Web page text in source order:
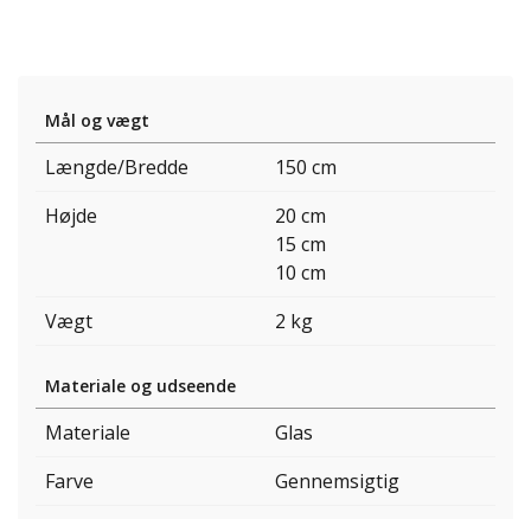
Mål og vægt
Længde/Bredde
150 cm
Højde
20 cm
15 cm
10 cm
Vægt
2 kg
Materiale og udseende
Materiale
Glas
Farve
Gennemsigtig